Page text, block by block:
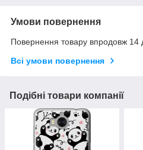
Умови повернення
Повернення товару впродовж 14
Всі умови повернення
Подібні товари компанії